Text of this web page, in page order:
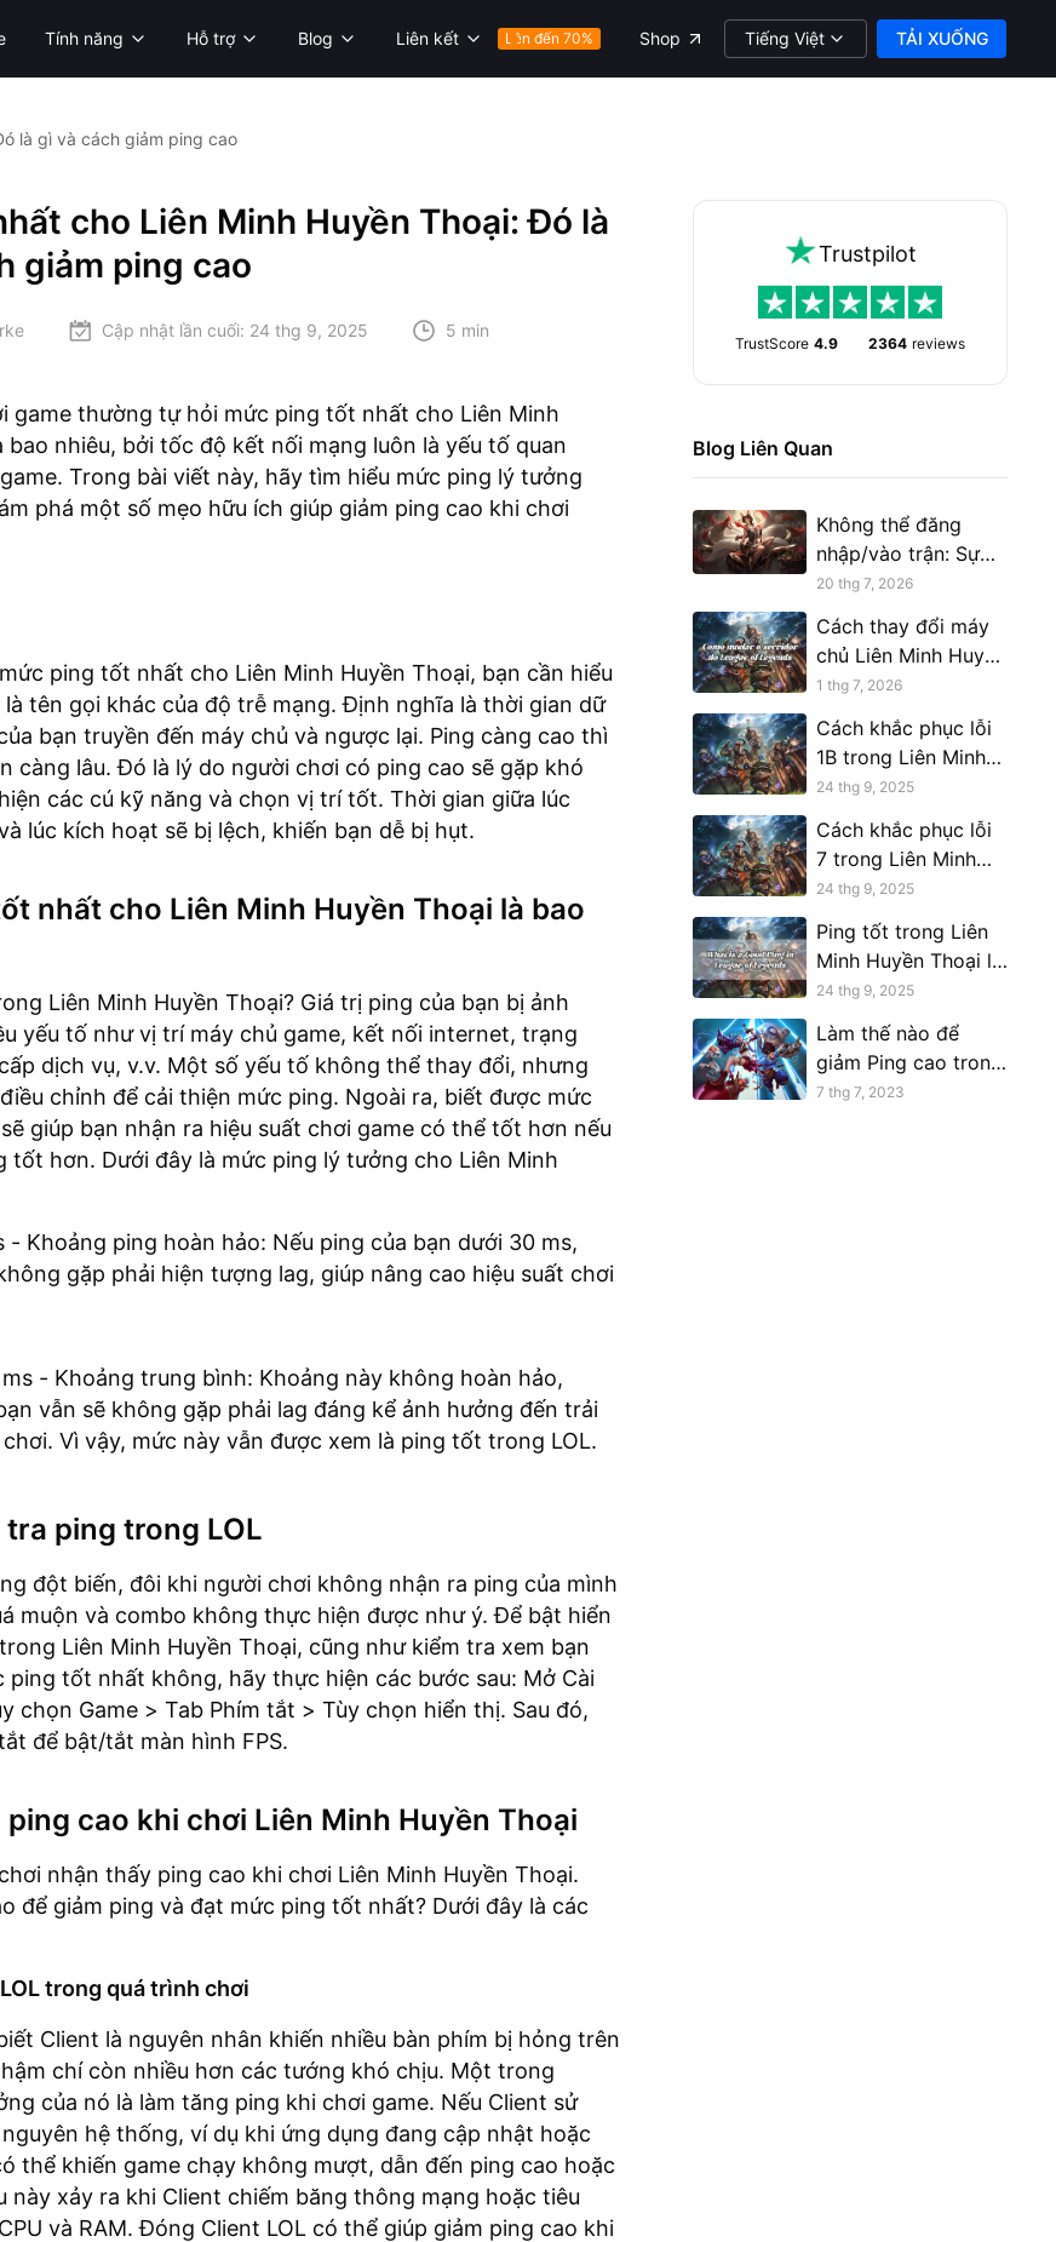
Tính năng Hỗ trợ Blog Liên kết Lên đến 70% Shop Tiếng Việt TẢI XUỐNG
là gì và cách giảm ping cao
cho Liên Minh Huyền Thoại: Đó là
giảm ping cao
Cập nhật lần cuối: 24 thg 9, 2025 5 min
game thường tự hỏi mức ping tốt nhất cho Liên Minh
bao nhiêu, bởi tốc độ kết nối mạng luôn là yếu tố quan
Trong bài viết này, hãy tìm hiểu mức ping lý tưởng
phá một số mẹo hữu ích giúp giảm ping cao khi chơi
ping tốt nhất cho Liên Minh Huyền Thoại, bạn cần hiểu
là tên gọi khác của độ trễ mạng. Định nghĩa là thời gian dữ
bạn truyền đến máy chủ và ngược lại. Ping càng cao thì
càng lâu. Đó là lý do người chơi có ping cao sẽ gặp khó
các cú kỹ năng và chọn vị trí tốt. Thời gian giữa lúc
lúc kích hoạt sẽ bị lệch, khiến bạn dễ bị hụt.
nhất cho Liên Minh Huyền Thoại là bao
Liên Minh Huyền Thoại? Giá trị ping của bạn bị ảnh
yếu tố như vị trí máy chủ game, kết nối internet, trạng
dịch vụ, v.v. Một số yếu tố không thể thay đổi, nhưng
chỉnh để cải thiện mức ping. Ngoài ra, biết được mức
giúp bạn nhận ra hiệu suất chơi game có thể tốt hơn nếu
tốt hơn. Dưới đây là mức ping lý tưởng cho Liên Minh
- Khoảng ping hoàn hảo: Nếu ping của bạn dưới 30 ms,
gặp phải hiện tượng lag, giúp nâng cao hiệu suất chơi
- Khoảng trung bình: Khoảng này không hoàn hảo,
vẫn sẽ không gặp phải lag đáng kể ảnh hưởng đến trải
Vì vậy, mức này vẫn được xem là ping tốt trong LOL.
ping trong LOL
đột biến, đôi khi người chơi không nhận ra ping của mình
muộn và combo không thực hiện được như ý. Để bật hiển
Liên Minh Huyền Thoại, cũng như kiểm tra xem bạn
ping tốt nhất không, hãy thực hiện các bước sau: Mở Cài
chọn Game > Tab Phím tắt > Tùy chọn hiển thị. Sau đó,
để bật/tắt màn hình FPS.
ping cao khi chơi Liên Minh Huyền Thoại
nhận thấy ping cao khi chơi Liên Minh Huyền Thoại.
để giảm ping và đạt mức ping tốt nhất? Dưới đây là các
trong quá trình chơi
Client là nguyên nhân khiến nhiều bàn phím bị hỏng trên
chí còn nhiều hơn các tướng khó chịu. Một trong
của nó là làm tăng ping khi chơi game. Nếu Client sử
hệ thống, ví dụ khi ứng dụng đang cập nhật hoặc
thể khiến game chạy không mượt, dẫn đến ping cao hoặc
này xảy ra khi Client chiếm băng thông mạng hoặc tiêu
và RAM. Đóng Client LOL có thể giúp giảm ping cao khi
Trustpilot
TrustScore 4.9 2364 reviews
Blog Liên Quan
Không thể đăng
nhập/vào trận: Sự
thật đằng sau các
sự cố kết nối máy
chủ của Liên Minh
Huyền Thoại
20 thg 7, 2026
Cách thay đổi máy
chủ Liên Minh Huyền
Thoại
1 thg 7, 2026
Cách khắc phục lỗi
1B trong Liên Minh
Huyền Thoại
24 thg 9, 2025
Cách khắc phục lỗi
7 trong Liên Minh
Huyền Thoại
24 thg 9, 2025
Ping tốt trong Liên
Minh Huyền Thoại là
bao nhiêu
24 thg 9, 2025
Làm thế nào để
giảm Ping cao trong
League of Legends?
7 thg 7, 2023